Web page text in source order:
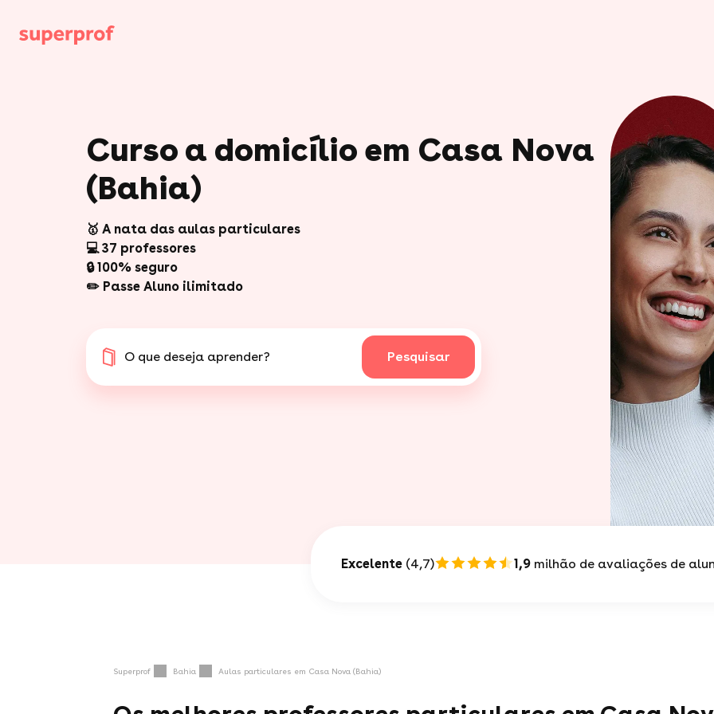
Curso a domicílio em Casa Nova
(Bahia)
🥇 A nata das aulas particulares
💻 37 professores
🔒 100% seguro
✏️ Passe Aluno ilimitado
O que deseja aprender? Pesquisar
Excelente (4,7) 1,9 milhão de avaliações de
Superprof Bahia Aulas particulares em Casa Nova (Bahia)